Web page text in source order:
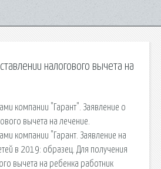
налогового вычета на
компании "Гарант". Заявление о
вычета на лечение.
компании "Гарант. Заявление на
в 2019: образец. Для получения
вычета на ребенка работник